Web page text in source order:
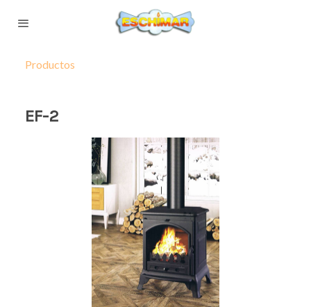
Productos
EF-2